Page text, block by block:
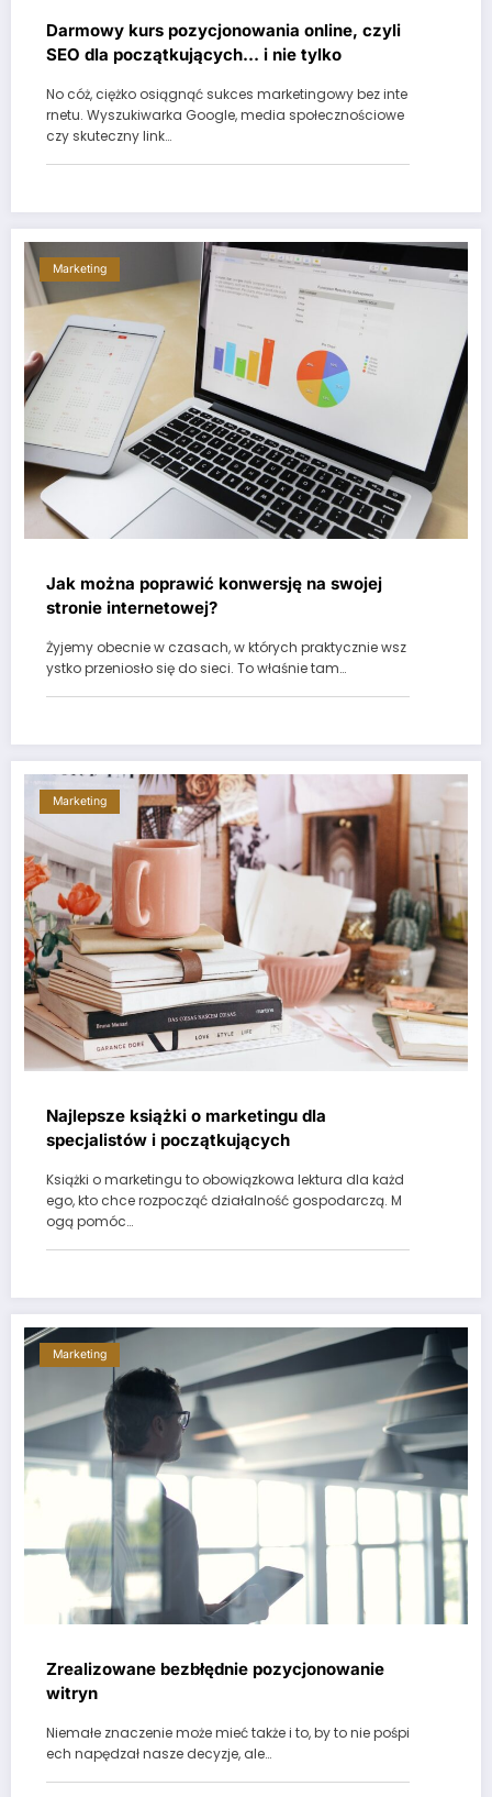
Darmowy kurs pozycjonowania online, czyli
SEO dla początkujących… i nie tylko
No cóż, ciężko osiągnąć sukces marketingowy bez inte
rnetu. Wyszukiwarka Google, media społecznościowe
czy skuteczny link…
Marketing
Jak można poprawić konwersję na swojej
stronie internetowej?
Żyjemy obecnie w czasach, w których praktycznie wsz
ystko przeniosło się do sieci. To właśnie tam…
Marketing
Najlepsze książki o marketingu dla
specjalistów i początkujących
Książki o marketingu to obowiązkowa lektura dla każd
ego, kto chce rozpocząć działalność gospodarczą. M
ogą pomóc…
Marketing
Zrealizowane bezbłędnie pozycjonowanie
witryn
Niemałe znaczenie może mieć także i to, by to nie pośpi
ech napędzał nasze decyzje, ale…